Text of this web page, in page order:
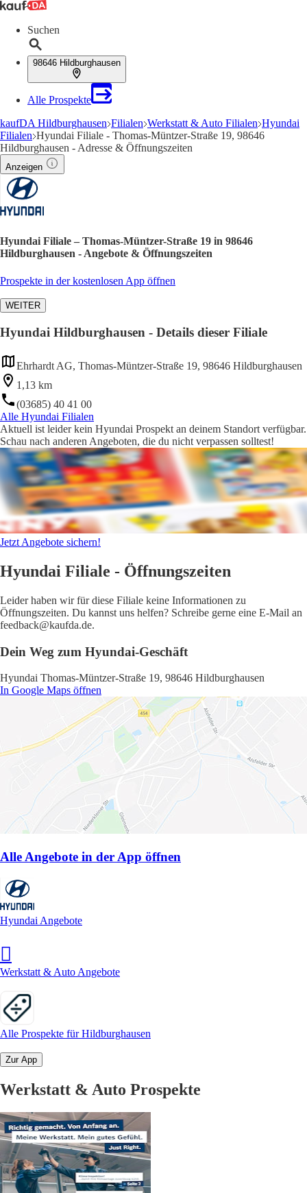
Suchen
98646 Hildburghausen
Alle Prospekte
kaufDA Hildburghausen Filialen Werkstatt & Auto Filialen Hyundai
Filialen Hyundai Filiale - Thomas-Müntzer-Straße 19, 98646
Hildburghausen - Adresse & Öffnungszeiten
Anzeigen
Hyundai Filiale – Thomas-Müntzer-Straße 19 in 98646
Hildburghausen - Angebote & Öffnungszeiten
Prospekte in der kostenlosen App öffnen
WEITER
Hyundai Hildburghausen - Details dieser Filiale
Ehrhardt AG, Thomas-Müntzer-Straße 19, 98646 Hildburghausen
1,13 km
(03685) 40 41 00
Alle Hyundai Filialen
Aktuell ist leider kein Hyundai Prospekt an deinem Standort verfügbar.
Schau nach anderen Angeboten, die du nicht verpassen solltest!
Jetzt Angebote sichern!
Hyundai Filiale - Öffnungszeiten
Leider haben wir für diese Filiale keine Informationen zu
Öffnungszeiten. Du kannst uns helfen? Schreibe gerne eine E-Mail an
feedback@kaufda.de.
Dein Weg zum Hyundai-Geschäft
Hyundai Thomas-Müntzer-Straße 19, 98646 Hildburghausen
In Google Maps öffnen
Alle Angebote in der App öffnen
Hyundai Angebote
Werkstatt & Auto Angebote
Alle Prospekte für Hildburghausen
Zur App
Werkstatt & Auto Prospekte